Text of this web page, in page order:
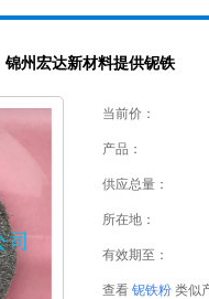
锦州宏达新材料提供铌铁
当前价：
产品：
供应总量：
所在地：
有效期至：
查看 铌铁粉 类似